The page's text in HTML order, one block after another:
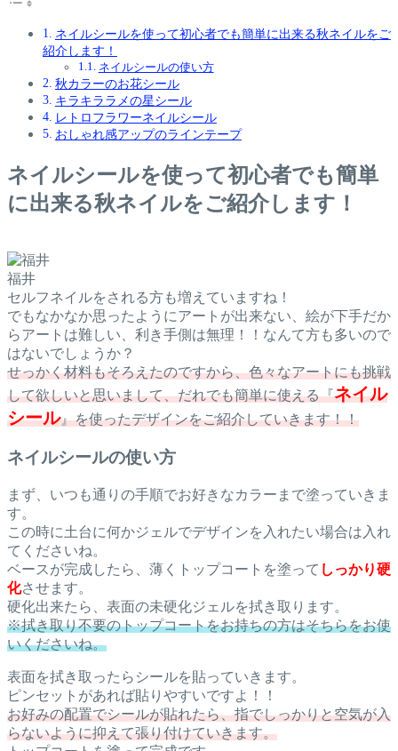
ネイルシールを使って初心者でも簡単に出来る秋ネイルをご
紹介します！
ネイルシールの使い方
秋カラーのお花シール
キラキララメの星シール
レトロフラワーネイルシール
おしゃれ感アップのラインテープ
ネイルシールを使って初心者でも簡単
に出来る秋ネイルをご紹介します！
福井
セルフネイルをされる方も増えていますね！
でもなかなか思ったようにアートが出来ない、絵が下手だか
らアートは難しい、利き手側は無理！！なんて方も多いので
はないでしょうか？
せっかく材料もそろえたのですから、色々なアートにも挑戦
して欲しいと思いまして、だれでも簡単に使える『ネイル
シール』を使ったデザインをご紹介していきます！！
ネイルシールの使い方
まず、いつも通りの手順でお好きなカラーまで塗っていきま
す。
この時に土台に何かジェルでデザインを入れたい場合は入れ
てくださいね。
ベースが完成したら、薄くトップコートを塗って しっかり硬
化させます。
硬化出来たら、表面の未硬化ジェルを拭き取ります。
※拭き取り不要のトップコートをお持ちの方はそちらをお使
いくださいね。
表面を拭き取ったらシールを貼っていきます。
ピンセットがあれば貼りやすいですよ！！
お好みの配置でシールが貼れたら、指でしっかりと空気が入
らないように抑えて張り付けていきます。